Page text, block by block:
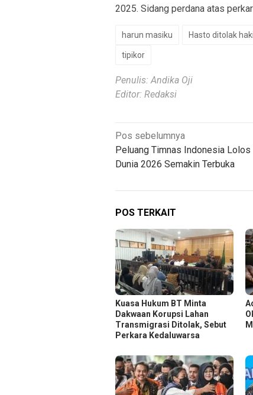
2025. Sidang perdana atas
harun masiku Hasto ditolak
tipikor
Penulis: Andika Oji
Editor: Redaksi
Navigasi
pos
Pos sebelumnya
Peluang Timnas Indonesia
Dunia 2026 Semakin Terbuka
POS TERKAIT
Kuasa Hukum BT Minta
Dakwaan Korupsi Lahan
Transmigrasi Ditolak, Sebut
Perkara Kedaluwarsa